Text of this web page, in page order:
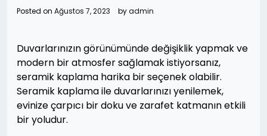
Posted on Ağustos 7, 2023 byadmin
Duvarlarınızın görünümünde değişiklik yapmak ve
modern bir atmosfer sağlamak istiyorsanız,
seramik kaplama harika bir seçenek olabilir.
Seramik kaplama ile duvarlarınızı yenilemek,
evinize çarpıcı bir doku ve zarafet katmanın etkili
bir yoludur.